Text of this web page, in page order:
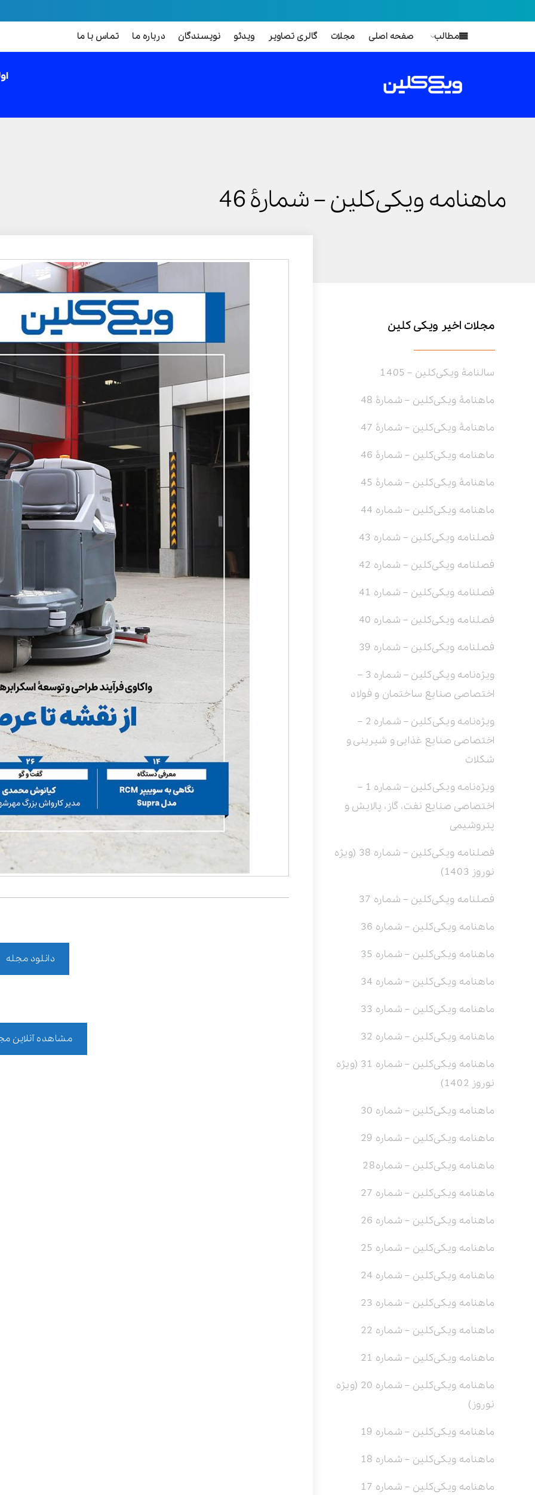
مطالب صفحه اصلی مجلات گالری تصاویر ویدئو نویسندگان درباره ما تماس با ما
ماهنامه ویکی‌کلین – شمارۀ 46
مجلات اخیر ویکی کلین
سالنامۀ ویکی‌کلین – 1405
ماهنامۀ ویکی‌کلین – شمارۀ 48
ماهنامۀ ویکی‌کلین – شمارۀ 47
ماهنامه ویکی‌کلین – شمارۀ 46
ماهنامۀ ویکی‌کلین – شمارۀ 45
ماهنامه ویکی‌کلین – شماره 44
فصلنامه ویکی‌کلین – شماره 43
فصلنامه ویکی‌کلین – شماره 42
فصلنامه ویکی‌کلین – شماره 41
فصلنامه ویکی‌کلین – شماره 40
فصلنامه ویکی‌کلین – شماره 39
ویژه‌نامه ویکی‌کلین – شماره 3 –
اختصاصی صنایع ساختمان و فولاد
ویژه‌نامه ویکی‌کلین – شماره 2 –
اختصاصی صنایع غذایی و شیرینی و
شکلات
ویژه‌نامه ویکی‌کلین – شماره 1 –
اختصاصی صنایع نفت، گاز، پالایش و
پتروشیمی
فصلنامه ویکی‌کلین – شماره 38 (ویژه
نوروز 1403)
فصلنامه ویکی‌کلین – شماره 37
ماهنامه ویکی‌کلین – شماره 36
ماهنامه ویکی‌کلین – شماره 35
ماهنامه ویکی‌کلین – شماره 34
ماهنامه ویکی‌کلین – شماره 33
ماهنامه ویکی‌کلین – شماره 32
ماهنامه ویکی‌کلین – شماره 31 (ویژه
نوروز 1402)
ماهنامه ویکی‌کلین – شماره 30
ماهنامه ویکی‌کلین – شماره 29
ماهنامه ویکی‌کلین – شماره28
ماهنامه ویکی‌کلین – شماره 27
ماهنامه ویکی‌کلین – شماره 26
ماهنامه ویکی‌کلین – شماره 25
ماهنامه ویکی‌کلین – شماره 24
ماهنامه ویکی‌کلین – شماره 23
ماهنامه ویکی‌کلین – شماره 22
ماهنامه ویکی‌کلین – شماره 21
ماهنامه ویکی‌کلین – شماره 20 (ویژه
نوروز)
ماهنامه ویکی‌کلین – شماره 19
ماهنامه ویکی‌کلین – شماره 18
ماهنامه ویکی‌کلین – شماره 17
دانلود مجله
مشاهده آنلاین